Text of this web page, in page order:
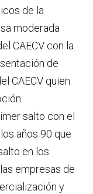
de la
moderada
CAECV con la
de
CAECV quien
salto con el
años 90 que
en los
empresas de
y